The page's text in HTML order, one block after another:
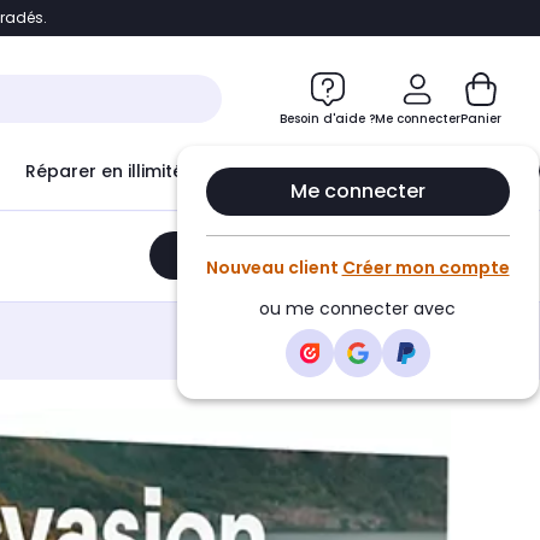
Accéder directement au chatbot
Besoin d'aide ?Me connecter
Me connecter
Nouveau client Créer mon compte
ou me connecter avec
Panier
Réparer en illimité avec Le Club Infinity
Ajouter au panier •